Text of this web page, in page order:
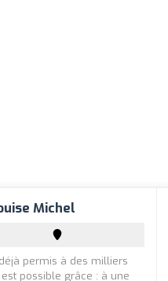
Michel
permis à des milliers
possible grâce : à une